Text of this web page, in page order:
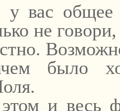
вас общее
не говори,
было
и весь